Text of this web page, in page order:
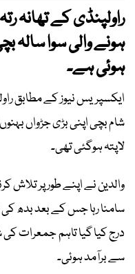
راولپنڈی کے تھانہ
ہونے والی سوا سالہ
ہوئی ہے۔
ایکسپریس نیوز کے مطابق
شام بچی اپنی بڑی جڑواں
لاپتہ ہوگئی تھی۔
والدین نے اپنے طور پر تلاش
سامنا رہا جس کے بعد بدھ کی
درج کیا گیا تاہم جمعرات
سے برآمد ہوئی۔